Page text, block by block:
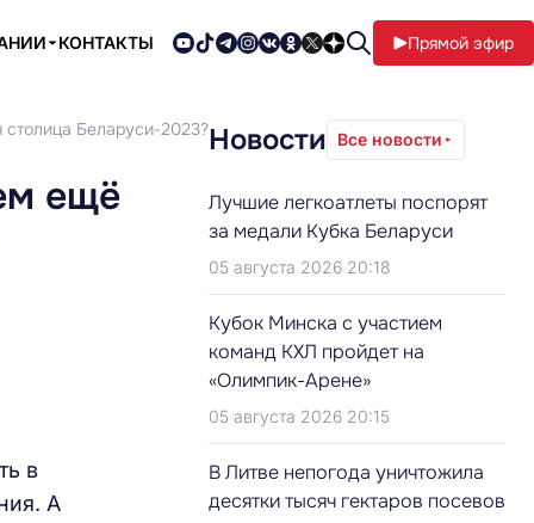
КОНТАКТЫ Прямой эфир
столица Беларуси-2023?
ещё
в
А
Новости Все новости
Лучшие легкоатлеты поспорят
за медали Кубка Беларуси
05 августа 2026 20:18
Кубок Минска с участием
команд КХЛ пройдет на
«Олимпик-Арене»
05 августа 2026 20:15
В Литве непогода уничтожила
десятки тысяч гектаров посевов